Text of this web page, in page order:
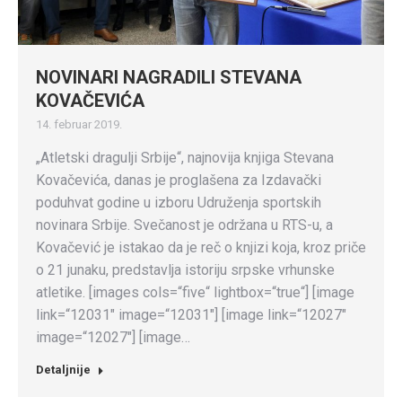
NOVINARI NAGRADILI STEVANA
KOVAČEVIĆA
14. februar 2019.
„Atletski dragulji Srbije“, najnovija knjiga Stevana
Kovačevića, danas je proglašena za Izdavački
poduhvat godine u izboru Udruženja sportskih
novinara Srbije. Svečanost je održana u RTS-u, a
Kovačević je istakao da je reč o knjizi koja, kroz priče
o 21 junaku, predstavlja istoriju srpske vrhunske
atletike. [images cols=“five“ lightbox=“true“] [image
link=“12031″ image=“12031″] [image link=“12027″
image=“12027″] [image…
Detaljnije